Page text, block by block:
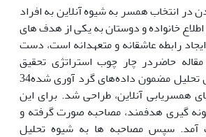
در انتخاب همسر به شیوه آنلاین به افراد
خانواده و دوستان به یکی از هدف­ های
رابطه عاشقانه و متعهدانه است، دست
حاضردر چار چوب استراتژی تحقیق
کیفی بر اساس روش تحلیل مضمون داده‌های گرد آوری شده34
همسریابی آنلاین، طراحی شد. برای این
گیری هدفمند، مصاحبه صورت گرفته و
آمد. سپس مصاحبه­ ها به شیوه تحلیل